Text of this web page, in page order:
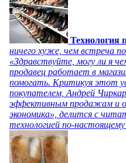
Технология
ничего хуже, чем встреча
«Здравствуйте, могу ли я
продавец работает в
помогать. Критикуя этот
покупателем, Андрей
эффективным продажам и
экономика», делится с
технологией по-